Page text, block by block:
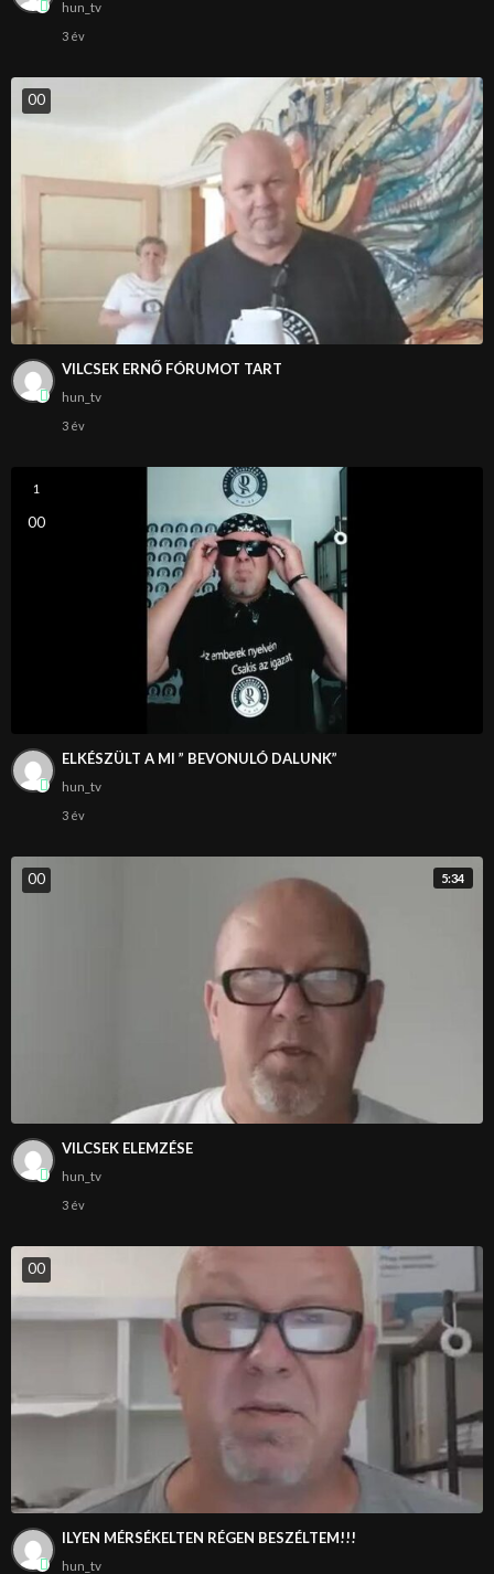
hun_tv
3 év
00
VILCSEK ERNŐ FÓRUMOT TART
hun_tv
3 év
1
00
ELKÉSZÜLT A MI ” BEVONULÓ DALUNK”
hun_tv
3 év
5:34
00
VILCSEK ELEMZÉSE
hun_tv
3 év
00
ILYEN MÉRSÉKELTEN RÉGEN BESZÉLTEM!!!
hun_tv